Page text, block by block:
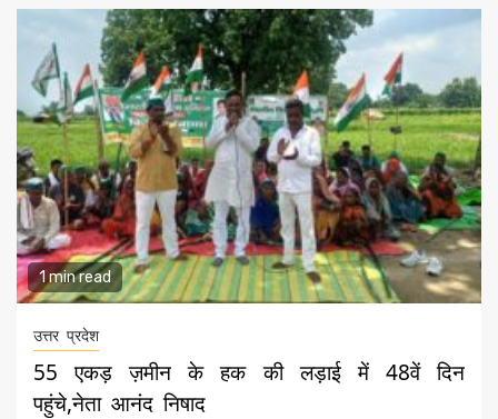
1 min read
उत्तर प्रदेश
55 एकड़ ज़मीन के हक की लड़ाई में 48वें दिन
पहुंचे,नेता आनंद निषाद